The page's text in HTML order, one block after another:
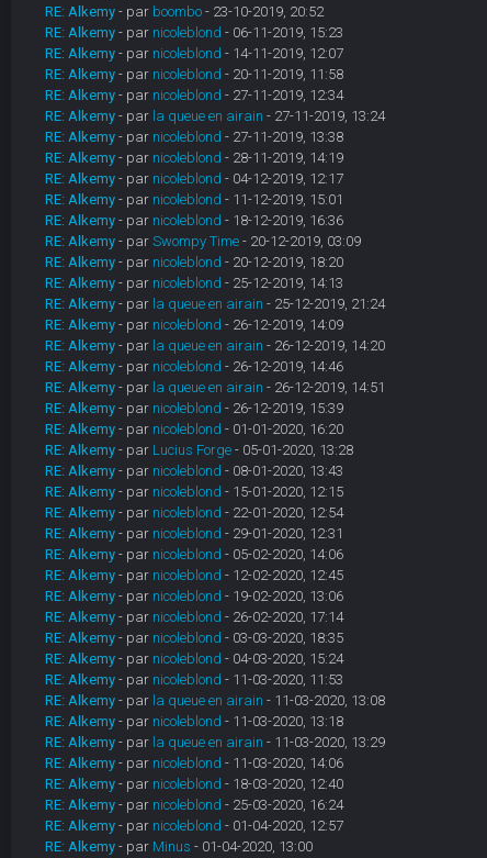
RE: Alkemy - par boombo- 23-10-2019, 20:52
RE: Alkemy - par nicoleblond - 06-11-2019, 15:23
RE: Alkemy - par nicoleblond - 14-11-2019, 12:07
RE: Alkemy - par nicoleblond - 20-11-2019, 11:58
RE: Alkemy - par nicoleblond - 27-11-2019, 12:34
RE: Alkemy - par la queue en airain - 27-11-2019, 13:24
RE: Alkemy - par nicoleblond - 27-11-2019, 13:38
RE: Alkemy - par nicoleblond - 28-11-2019, 14:19
RE: Alkemy - par nicoleblond - 04-12-2019, 12:17
RE: Alkemy - par nicoleblond - 11-12-2019, 15:01
RE: Alkemy - par nicoleblond - 18-12-2019, 16:36
RE: Alkemy - par Swompy Time- 20-12-2019, 03:09
RE: Alkemy - par nicoleblond - 20-12-2019, 18:20
RE: Alkemy - par nicoleblond - 25-12-2019, 14:13
RE: Alkemy - par la queue en airain - 25-12-2019, 21:24
RE: Alkemy - par nicoleblond - 26-12-2019, 14:09
RE: Alkemy - par la queue en airain - 26-12-2019, 14:20
RE: Alkemy - par nicoleblond - 26-12-2019, 14:46
RE: Alkemy - par la queue en airain - 26-12-2019, 14:51
RE: Alkemy - par nicoleblond - 26-12-2019, 15:39
RE: Alkemy - par nicoleblond - 01-01-2020, 16:20
RE: Alkemy - par Lucius Forge- 05-01-2020, 13:28
RE: Alkemy - par nicoleblond - 08-01-2020, 13:43
RE: Alkemy - par nicoleblond - 15-01-2020, 12:15
RE: Alkemy - par nicoleblond - 22-01-2020, 12:54
RE: Alkemy - par nicoleblond - 29-01-2020, 12:31
RE: Alkemy - par nicoleblond - 05-02-2020, 14:06
RE: Alkemy - par nicoleblond - 12-02-2020, 12:45
RE: Alkemy - par nicoleblond - 19-02-2020, 13:06
RE: Alkemy - par nicoleblond - 26-02-2020, 17:14
RE: Alkemy - par nicoleblond - 03-03-2020, 18:35
RE: Alkemy - par nicoleblond - 04-03-2020, 15:24
RE: Alkemy - par nicoleblond - 11-03-2020, 11:53
RE: Alkemy - par la queue en airain - 11-03-2020, 13:08
RE: Alkemy - par nicoleblond - 11-03-2020, 13:18
RE: Alkemy - par la queue en airain - 11-03-2020, 13:29
RE: Alkemy - par nicoleblond - 11-03-2020, 14:06
RE: Alkemy - par nicoleblond - 18-03-2020, 12:40
RE: Alkemy - par nicoleblond - 25-03-2020, 16:24
RE: Alkemy - par nicoleblond - 01-04-2020, 12:57
RE: Alkemy - par Minus - 01-04-2020, 13:00